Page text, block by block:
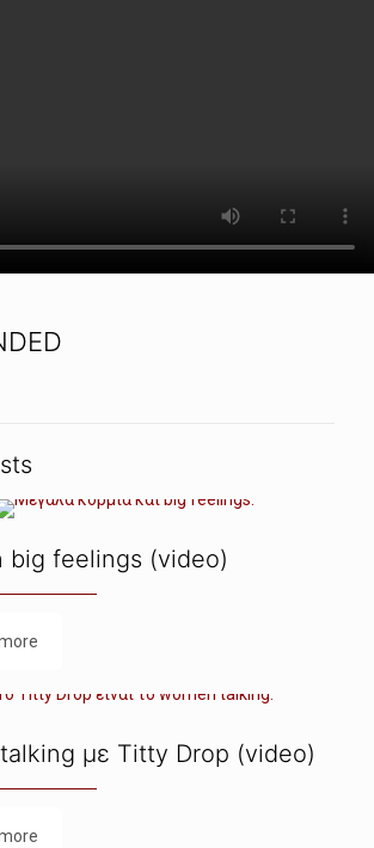
big feelings (video)
με Titty Drop (video)